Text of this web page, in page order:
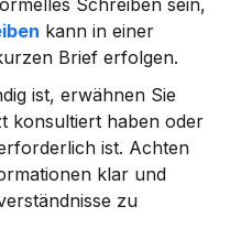
Schreiben sein,
kann in einer
Brief erfolgen.
ist, erwähnen Sie
konsultiert haben oder
ist. Achten
klar und
zu